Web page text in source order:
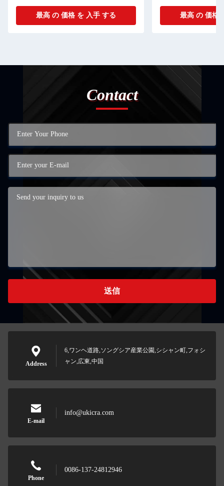
最高 の 価格 を 入手 する 最高 の 価格
Contact
送信
Address
6,ワンヘ道路,ソングシア産業公園,シシャン町,フォシ
ャン,広東,中国
E-mail
info@ukicra.com
Phone
0086-137-24812946